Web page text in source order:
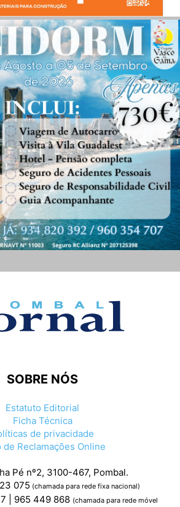
SOBRE NÓS
Estatuto Editorial
Ficha Técnica
de privacidade
de Reclamações Online
Pé nº2, 3100-467, Pombal.
075 (chamada para rede fixa nacional)
| 965 449 868 (chamada para rede móvel